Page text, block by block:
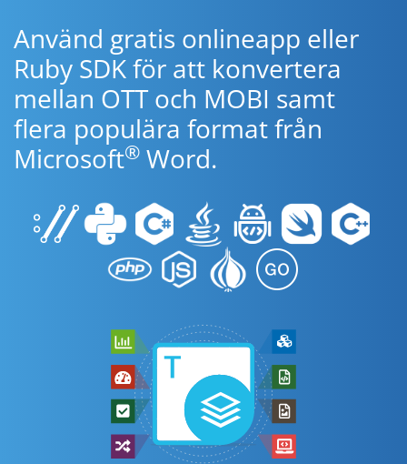
Använd gratis onlineapp eller
Ruby SDK för att konvertera
mellan OTT och MOBI samt
flera populära format från
Microsoft® Word.